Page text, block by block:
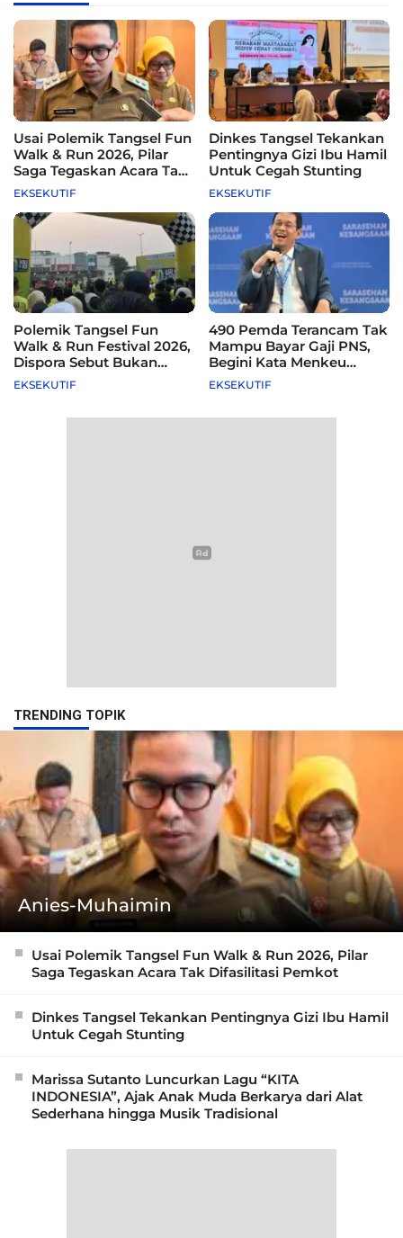
Usai Polemik Tangsel Fun
Walk & Run 2026, Pilar
Saga Tegaskan Acara Tak
Difasilitasi Pemkot
EKSEKUTIF
Dinkes Tangsel Tekankan
Pentingnya Gizi Ibu Hamil
Untuk Cegah Stunting
EKSEKUTIF
Polemik Tangsel Fun
Walk & Run Festival 2026,
Dispora Sebut Bukan
Agenda Pemkot
EKSEKUTIF
490 Pemda Terancam Tak
Mampu Bayar Gaji PNS,
Begini Kata Menkeu
Purbaya
EKSEKUTIF
TRENDING TOPIK
Anies-Muhaimin
Usai Polemik Tangsel Fun Walk & Run 2026, Pilar
Saga Tegaskan Acara Tak Difasilitasi Pemkot
Dinkes Tangsel Tekankan Pentingnya Gizi Ibu Hamil
Untuk Cegah Stunting
Marissa Sutanto Luncurkan Lagu “KITA
INDONESIA”, Ajak Anak Muda Berkarya dari Alat
Sederhana hingga Musik Tradisional